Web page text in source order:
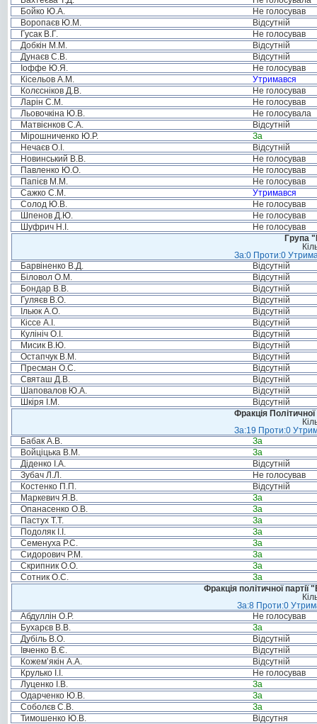
Бойко Ю.А.
Не голосував
Воропаєв Ю.М.
Відсутній
Гусак В.Г.
Не голосував
Добкін М.М.
Відсутній
Дунаєв С.В.
Відсутній
Іоффе Ю.Я.
Не голосував
Кісельов А.М.
Утримався
Колєсніков Д.В.
Не голосував
Ларін С.М.
Не голосував
Льовочкіна Ю.В.
Не голосувала
Матвієнков С.А.
Відсутній
Мірошниченко Ю.Р.
За
Нечаєв О.І.
Відсутній
Новинський В.В.
Не голосував
Павленко Ю.О.
Не голосував
Папієв М.М.
Не голосував
Сажко С.М.
Утримався
Солод Ю.В.
Не голосував
Шпенов Д.Ю.
Не голосував
Шуфрич Н.І.
Не голосував
Група
За:0 Проти:0
Барвіненко В.Д.
Відсутній
Біловол О.М.
Відсутній
Бондар В.В.
Відсутній
Гуляєв В.О.
Відсутній
Ільюк А.О.
Відсутній
Кіссе А.І.
Відсутній
Кулініч О.І.
Відсутній
Мисик В.Ю.
Відсутній
Остапчук В.М.
Відсутній
Пресман О.С.
Відсутній
Святаш Д.В.
Відсутній
Шаповалов Ю.А.
Відсутній
Шкіря І.М.
Відсутній
Фракція
За:19 Проти:0
Бабак А.В.
За
Войціцька В.М.
За
Діденко І.А.
Відсутній
Зубач Л.Л.
Не голосував
Костенко П.П.
Відсутній
Маркевич Я.В.
За
Опанасенко О.В.
За
Пастух Т.Т.
За
Подоляк І.І.
За
Семенуха Р.С.
За
Сидорович Р.М.
За
Скрипник О.О.
За
Сотник О.С.
За
Фракція політичної
За:8 Проти:0
Абдуллін О.Р.
Не голосував
Бухарєв В.В.
За
Дубіль В.О.
Відсутній
Івченко В.Є.
Відсутній
Кожем’якін А.А.
Відсутній
Крулько І.І.
Не голосував
Луценко І.В.
За
Одарченко Ю.В.
За
Соболєв С.В.
За
Тимошенко Ю.В.
Відсутня